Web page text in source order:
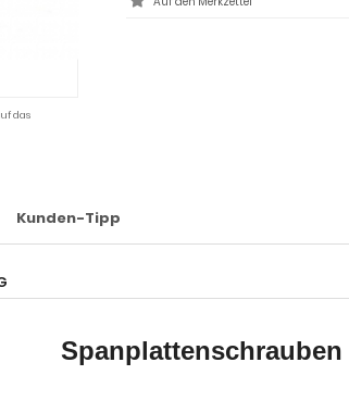
das
Kunden-Tipp
Spanplattenschrauben